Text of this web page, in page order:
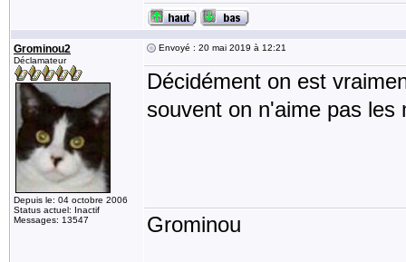
Grominou2
Déclamateur
Depuis le: 04 octobre 2006
Status actuel: Inactif
Messages: 13547
Envoyé : 20 mai 2019 à 12:21
Décidément on est
souvent on n'aime pas les
Grominou